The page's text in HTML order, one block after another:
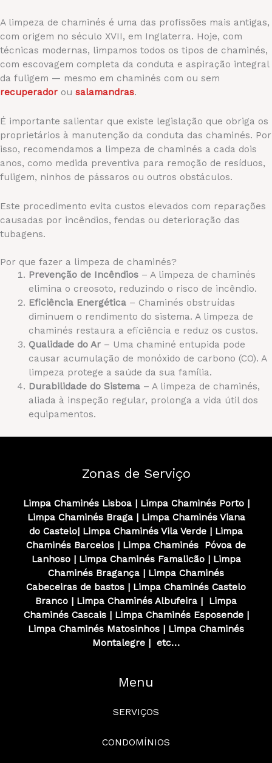
A limpeza de chaminés é uma das profissões mais antigas,
com origem no século XVII, em Inglaterra. Hoje, com
técnicas modernas, limpamos todos os tipos de chaminés,
com escovagem completa da conduta e aspiração integral
da fuligem — mesmo em chaminés com ou sem
recuperador ou salamandras.
É importante salientar que existe legislação que obriga os
proprietários à manutenção da conduta das chaminés. Por
isso, recomendamos a limpeza de chaminés a cada dois
anos, como medida preventiva para remoção de resíduos,
fuligem, ninhos de pássaros ou outros obstáculos.
Este procedimento evita custos elevados com reparações
causadas por incêndios, fendas ou deterioração das
tubagens.
Por que fazer a limpeza de chaminés?
Prevenção de Incêndios– A limpeza de chaminés
elimina o creosoto, reduzindo o risco de incêndio.
Eficiência Energética– Chaminés obstruídas
diminuem o rendimento do sistema. A limpeza de
chaminés restaura a eficiência e reduz os custos.
Qualidade do Ar– Uma chaminé entupida pode
causar acumulação de monóxido de carbono (CO). A
limpeza protege a saúde da sua família.
Durabilidade do Sistema– A limpeza de chaminés,
aliada à inspeção regular, prolonga a vida útil dos
equipamentos.
Zonas de Serviço
Limpa Chaminés Lisboa| Limpa Chaminés Porto|
Limpa Chaminés Braga| Limpa Chaminés Viana
do Castelo| Limpa Chaminés Vila Verde | Limpa
Chaminés Barcelos | Limpa Chaminés
Póvoa de
Lanhoso| Limpa Chaminés Famalicão| Limpa
Chaminés Bragança | Limpa Chaminés
Cabeceiras de bastos | Limpa Chaminés Castelo
Branco | Limpa Chaminés Albufeira | Limpa
Chaminés Cascais| Limpa ChaminésEsposende|
Limpa Chaminés Matosinhos | Limpa Chaminés
Montalegre | etc…
Menu
SERVIÇOS
CONDOMÍNIOS